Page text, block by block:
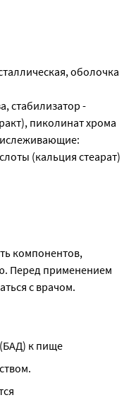
оболочка
cтабилизатор -
пиколинат хрома
(кальция стеарат)
компонентов,
Перед применением
с врачом.
к пище